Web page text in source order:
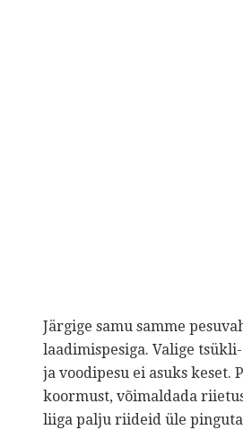
Järgige samu samme
laadimispesiga. Valige
ja voodipesu ei asuks keset.
koormust, võimaldada
liiga palju riideid üle